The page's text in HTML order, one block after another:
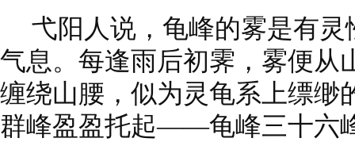
弋阳人说，龟峰的雾是有
气息。每逢雨后初霁，雾便从
缠绕山腰，似为灵龟系上缥缈
群峰盈盈托起——龟峰三十六